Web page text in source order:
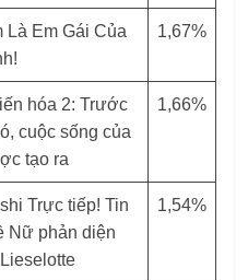
Là Em Gái Của
1,67%
hóa 2: Trước
cuộc sống của
tạo ra
1,66%
Trực tiếp! Tin
Nữ phản diện
1,54%